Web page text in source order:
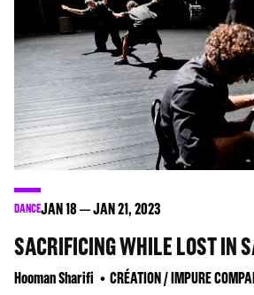
DANCEJAN18 JAN21, 2023
SACRIFICING WHILE LOST IN
Hooman Sharifi CRÉATION / IMPURE